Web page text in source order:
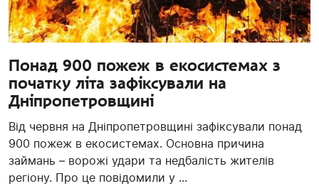
Понад 900 пожеж в екосистемах з
початку літа зафіксували на
Дніпропетровщині
Від червня на Дніпропетровщині зафіксували понад
900 пожеж в екосистемах. Основна причина
займань – ворожі удари та недбалість жителів
регіону. Про це повідомили у ...